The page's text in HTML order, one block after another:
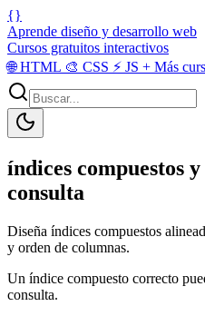
{}
Aprende diseño y desarrollo web
Cursos gratuitos interactivos
🌐HTML 🎨 CSS ⚡ JS + Más
índices compuestos
consulta
Diseña índices compuestos
y orden de columnas.
Un índice compuesto correcto
consulta.